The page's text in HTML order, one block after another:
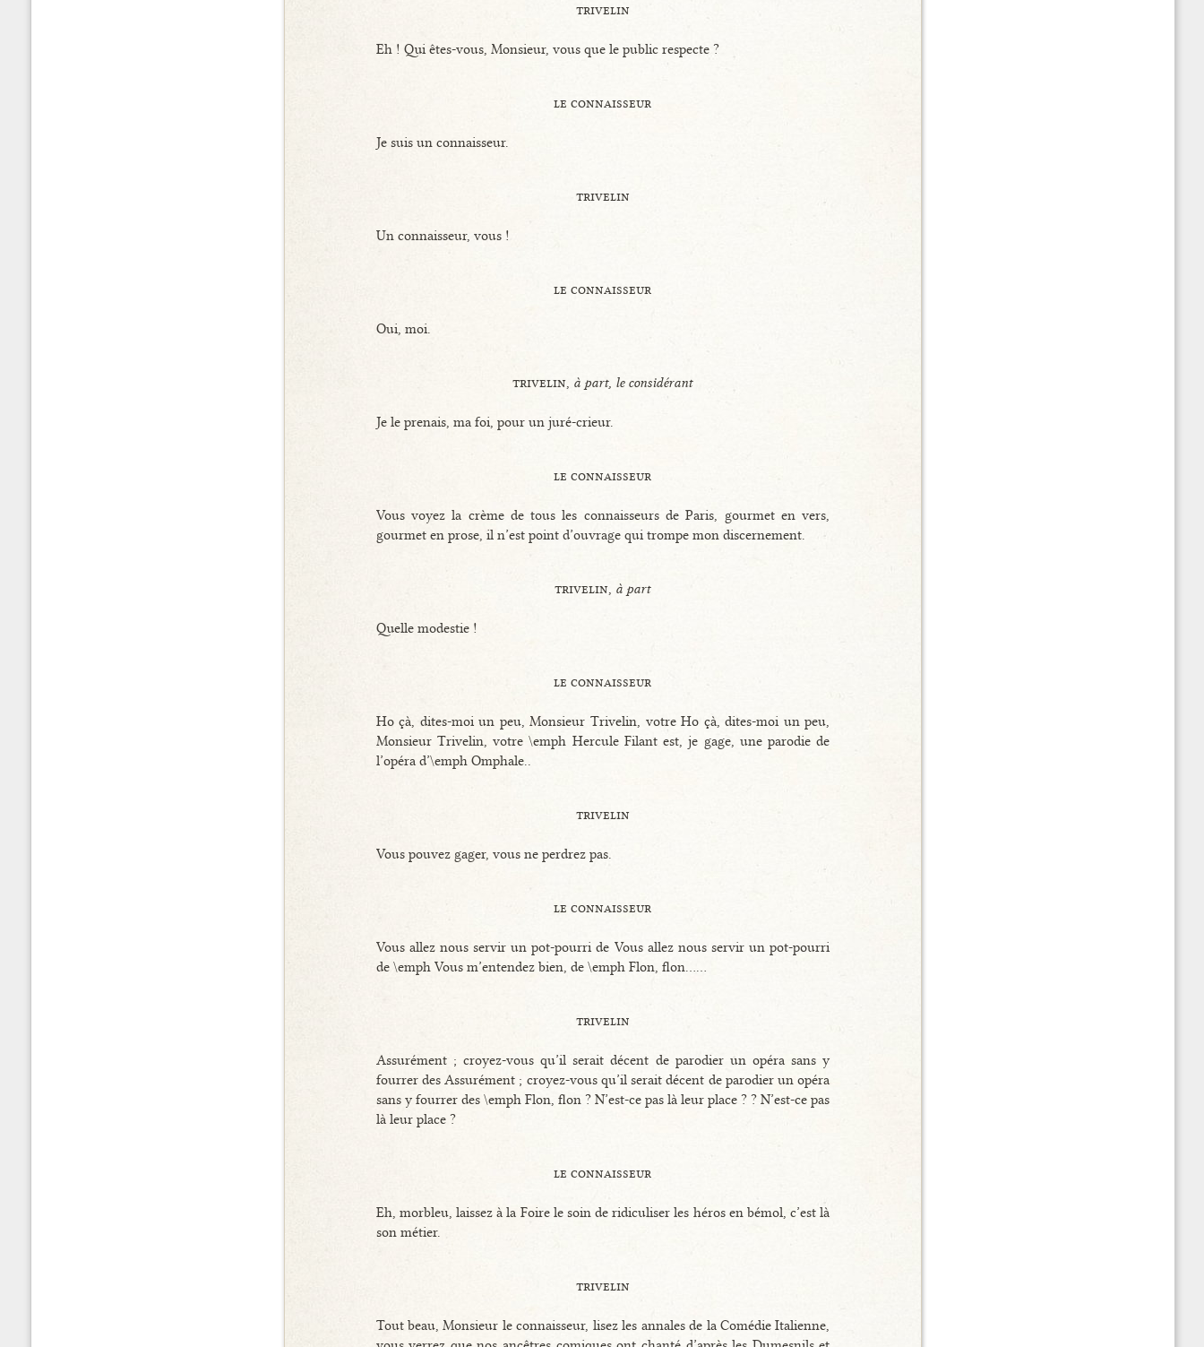
trivelin
Eh ! Qui êtes-vous, Monsieur, vous que le public respecte ?
le connaisseur
Je suis un connaisseur.
trivelin
Un connaisseur, vous !
le connaisseur
Oui, moi.
trivelin, à part, le considérant
Je le prenais, ma foi, pour un juré-crieur.
le connaisseur
Vous voyez la crème de tous les connaisseurs de Paris, gourmet en vers,
gourmet en prose, il n’est point d’ouvrage qui trompe mon discernement.
trivelin, à part
Quelle modestie !
le connaisseur
Ho çà, dites-moi un peu, Monsieur Trivelin, votre Ho çà, dites-moi un peu,
Monsieur Trivelin, votre \emph Hercule Filant est, je gage, une parodie de
l’opéra d’\emph Omphale..
trivelin
Vous pouvez gager, vous ne perdrez pas.
le connaisseur
Vous allez nous servir un pot-pourri de Vous allez nous servir un pot-pourri
de \emph Vous m’entendez bien, de \emph Flon, flon......
trivelin
Assurément ; croyez-vous qu’il serait décent de parodier un opéra sans y
fourrer des Assurément ; croyez-vous qu’il serait décent de parodier un opéra
sans y fourrer des \emph Flon, flon ? N’est-ce pas là leur place ? ? N’est-ce pas
là leur place ?
le connaisseur
Eh, morbleu, laissez à la Foire le soin de ridiculiser les héros en bémol, c’est là
son métier.
trivelin
Tout beau, Monsieur le connaisseur, lisez les annales de la Comédie Italienne,